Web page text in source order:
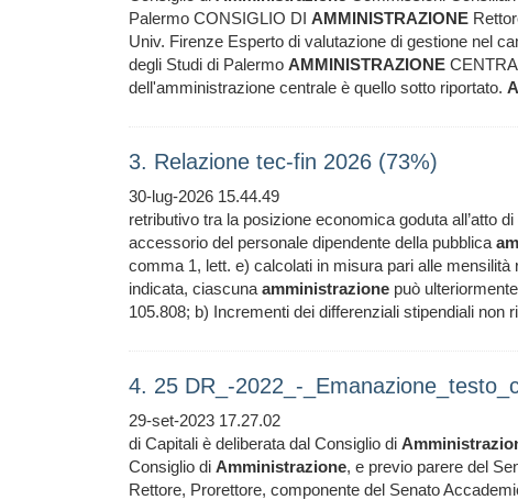
Palermo CONSIGLIO DI AMMINISTRAZIONE
Univ. Firenze Esperto di valutazione di gestione nel
degli Studi di Palermo AMMINISTRAZIONE
dell'amministrazione centrale è quello sotto riportato.
3. Relazione tec-fin 2026 (73%)
30-lug-2026 15.44.49
retributivo tra la posizione economica goduta all’atto di
accessorio del personale dipendente della pubblica
comma 1, lett. e) calcolati in misura pari alle mensilità
indicata, ciascuna amministrazione può
105.808; b) Incrementi dei differenziali stipendiali non
4. 25 DR_-2022_-
29-set-2023 17.27.02
di Capitali è deliberata dal Consiglio di
Consiglio di Amministrazione, e previo parere del
Rettore, Prorettore, componente del Senato